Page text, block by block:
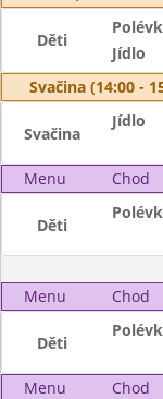
Děti
Jídlo
Svačina (14:00 -
Svačina
Jídlo
Menu Chod
Děti
Menu Chod
Děti
Menu Chod